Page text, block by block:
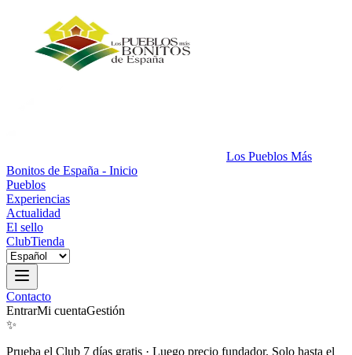
Los Pueblos Más
Bonitos de España - Inicio
Pueblos
Experiencias
Actualidad
El sello
ClubTienda
Contacto
EntrarMi cuentaGestión
✨
Prueba el Club 7 días gratis · Luego precio fundador. Solo hasta el